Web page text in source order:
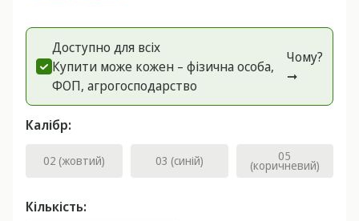
Доступно для всіх
Купити може кожен – фізична особа,
ФОП, агрогоспoдарство
Чому?
➞
Калібр:
02 (жовтий) 03 (синій) 05
(коричневий)
Кількість: